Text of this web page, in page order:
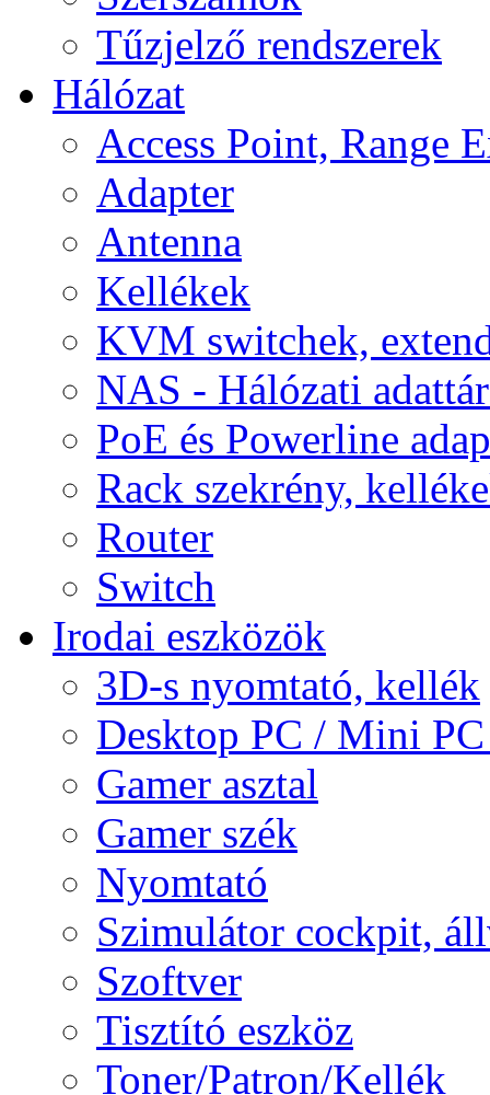
Tűzjelző rendszerek
Hálózat
Access Point, Range
Adapter
Antenna
Kellékek
KVM switchek,
NAS - Hálózati
PoE és Powerline
Rack szekrény,
Router
Switch
Irodai eszközök
3D-s nyomtató, kellék
Desktop PC / Mini
Gamer asztal
Gamer szék
Nyomtató
Szimulátor cockpit,
Szoftver
Tisztító eszköz
Toner/Patron/Kellék